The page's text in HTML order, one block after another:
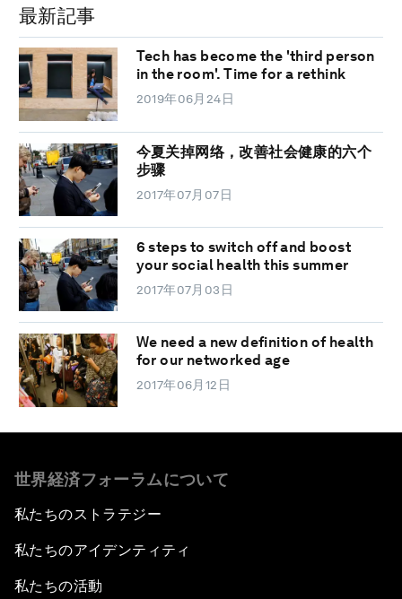
最新記事
Tech has become the 'third person
in the room'. Time for a rethink
2019年06月24日
今夏关掉网络，改善社会健康的六个
步骤
2017年07月07日
6 steps to switch off and boost
your social health this summer
2017年07月03日
We need a new definition of health
for our networked age
2017年06月12日
世界経済フォーラムについて
私たちのストラテジー
私たちのアイデンティティ
私たちの活動